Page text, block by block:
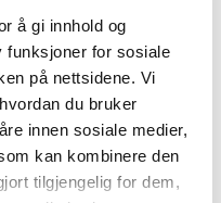
å gi innhold og
funksjoner for sosiale
på nettsidene. Vi
du bruker
innen sosiale medier,
kan kombinere den
tilgjengelig for dem,
seg på Nordsjøen
(5).
at "regjeringen vil legge
kunnskap til
og ikke åpne for